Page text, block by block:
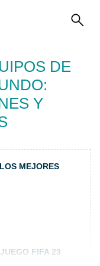
DE
Y
MEJORES
FIFA 23